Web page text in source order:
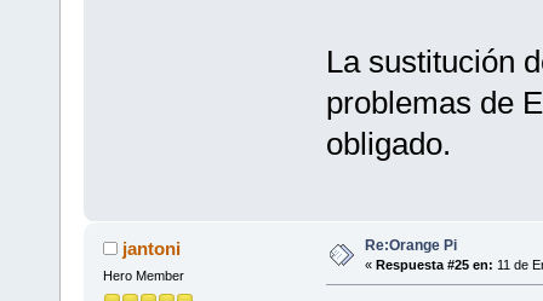
La sustitución
problemas de
obligado.
jantoni
Hero Member
Re:Orange Pi
« Respuesta #25 en: 11 de